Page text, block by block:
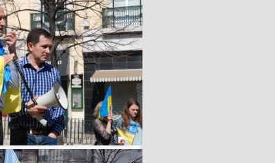
Громадське незалежне
телебачення
«Тризуб TV»